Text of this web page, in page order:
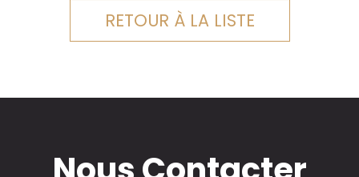
RETOUR À LA LISTE